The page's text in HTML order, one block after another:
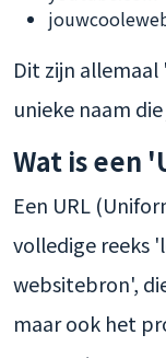
Dit zijn
unieke naam
Wat is een
Een URL
volledige reeks
websitebron',
maar ook het